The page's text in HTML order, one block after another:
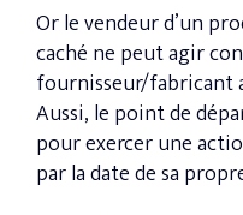
Or le vendeur d’un
caché ne peut agir
fournisseur/fabricant
Aussi, le point de
pour exercer une
par la date de sa